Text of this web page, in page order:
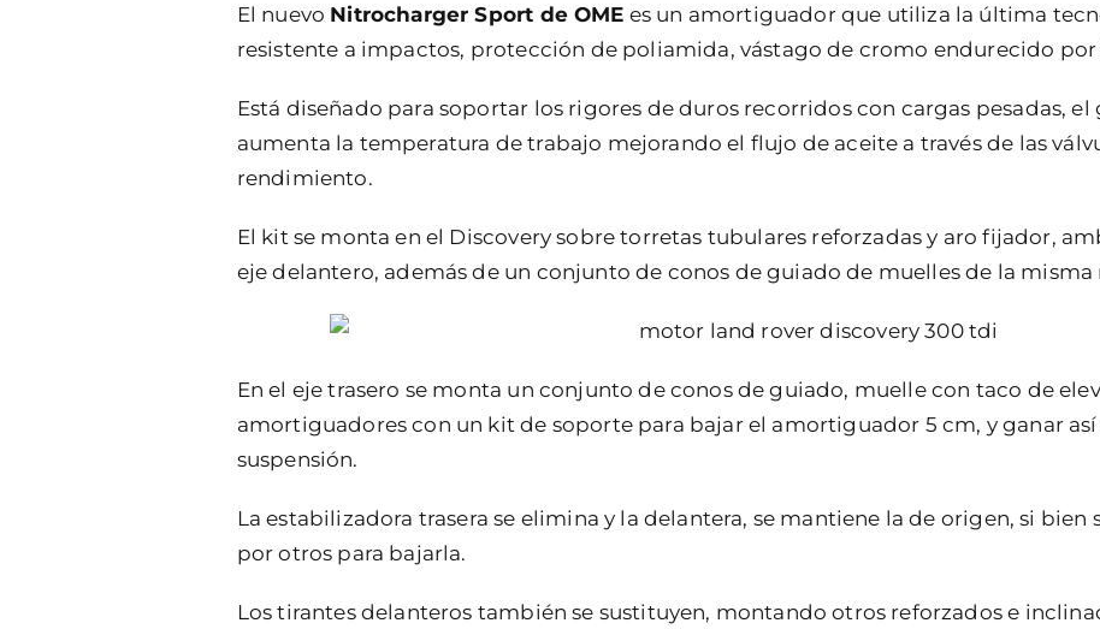
El nuevo Nitrocharger Sport de OME es un amortiguador que utiliza la última
resistente a impactos, protección de poliamida, vástago de cromo endurecido
Está diseñado para soportar los rigores de duros recorridos con cargas pesadas,
aumenta la temperatura de trabajo mejorando el flujo de aceite a través de las
rendimiento.
El kit se monta en el Discovery sobre torretas tubulares reforzadas y aro fijador,
eje delantero, además de un conjunto de conos de guiado de muelles de la misma
En el eje trasero se monta un conjunto de conos de guiado, muelle con taco de
amortiguadores con un kit de soporte para bajar el amortiguador 5 cm, y ganar
suspensión.
La estabilizadora trasera se elimina y la delantera, se mantiene la de origen, si bien
por otros para bajarla.
Los tirantes delanteros también se sustituyen, montando otros reforzados e